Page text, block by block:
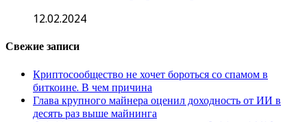
12.02.2024
Свежие записи
Криптосообщество не хочет бороться со спамом в
биткоине. В чем причина
Глава крупного майнера оценил доходность от ИИ в
десять раз выше майнинга